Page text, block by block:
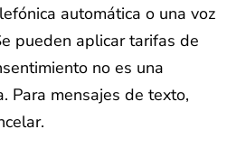
automática o una voz
pueden aplicar tarifas de
no es una
Para mensajes de texto,